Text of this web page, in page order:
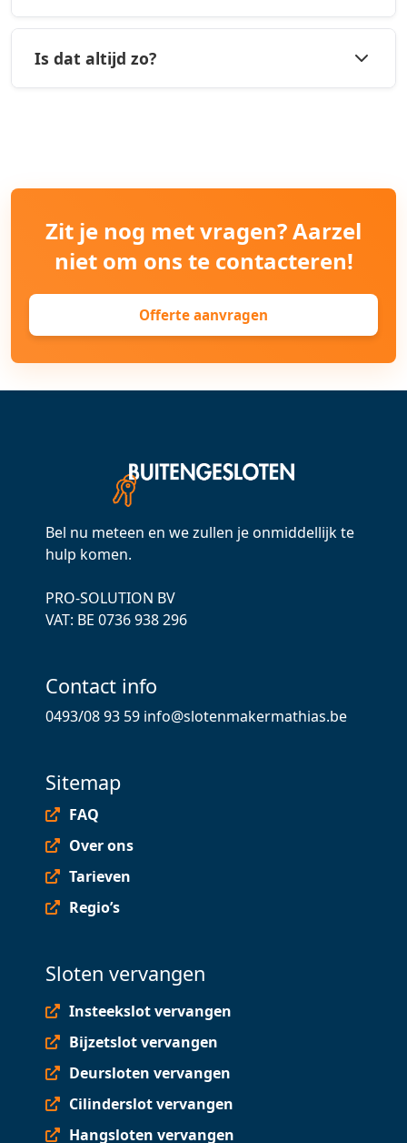
Is dat altijd zo?
Zit je nog met vragen? Aarzel
niet om ons te contacteren!
Offerte aanvragen
Bel nu meteen en we zullen je onmiddellijk te
hulp komen.
PRO-SOLUTION BV
VAT: ВЕ 0736 938 296
Contact info
0493/08 93 59 info@slotenmakermathias.be
Sitemap
FAQ
Over ons
Tarieven
Regio’s
Sloten vervangen
Insteekslot vervangen
Bijzetslot vervangen
Deursloten vervangen
Cilinderslot vervangen
Hangsloten vervangen